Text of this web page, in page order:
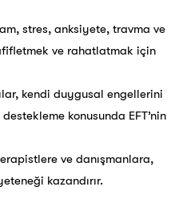
stres, anksiyete, travma ve
ve rahatlatmak için
kendi duygusal engellerini
konusunda EFT’nin
ve danışmanlara,
kazandırır.